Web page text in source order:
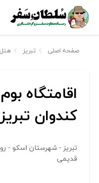
صفحه اصلی تبریز
اقامتگاه
کندوان تبریز
تبریز - شهرستان اسکو -
قدیمی